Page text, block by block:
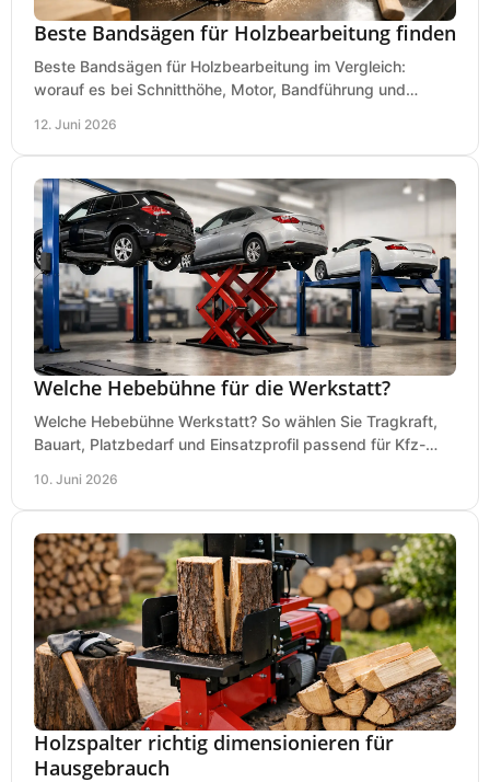
Beste Bandsägen für Holzbearbeitung finden
Beste Bandsägen für Holzbearbeitung im Vergleich:
worauf es bei Schnitthöhe, Motor, Bandführung und
12. Juni 2026
Welche Hebebühne für die Werkstatt?
Welche Hebebühne Werkstatt? So wählen Sie Tragkraft,
Bauart, Platzbedarf und Einsatzprofil passend für Kfz-
10. Juni 2026
Holzspalter richtig dimensionieren für
Hausgebrauch